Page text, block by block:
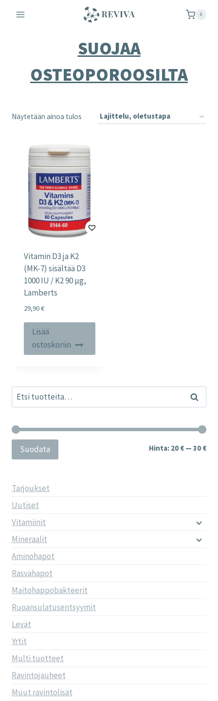
sisältöön
0
SUOJAA
OSTEOPOROOSILTA
Näytetään ainoa tulos
Vitamin D3 ja K2
(MK-7) sisältää D3
1000 IU / K2 90 µg,
Lamberts
29,90€
Lisää
ostoskoriin
Etsi: Haku
Suodata Hinta: 20 € — 30 €
Tarjoukset
Uutiset
Vitamiinit
Mineraalit
Aminohapot
Rasvahapot
Maitohappobakteerit
Ruoansulatusentsyymit
Levät
Yrtit
Multi tuotteet
Ravintojauheet
Muut ravintolisät